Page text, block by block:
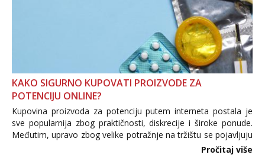
KAKO SIGURNO KUPOVATI PROIZVODE ZA
POTENCIJU ONLINE?
Kupovina proizvoda za potenciju putem interneta postala je
sve popularnija zbog praktičnosti, diskrecije i široke ponude.
Međutim, upravo zbog velike potražnje na tržištu se pojavljuju
i brojni krivotvoreni proizvodi, nepouzdane internetske
Pročitaj više